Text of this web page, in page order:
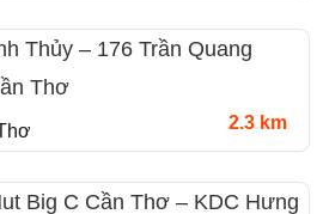
Thủy – 176 Trần Quang
Thơ
2.3 km
Big C Cần Thơ – KDC Hưng